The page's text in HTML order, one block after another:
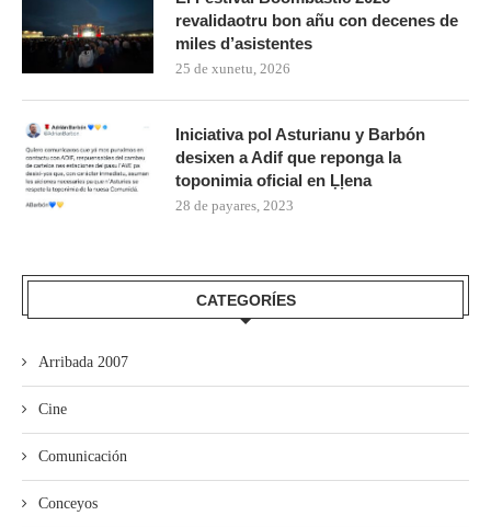
revalidaotru bon añu con decenes de
miles d’asistentes
25 de xunetu, 2026
Iniciativa pol Asturianu y Barbón
desixen a Adif que reponga la
toponimia oficial en Ḷḷena
28 de payares, 2023
CATEGORÍES
Arribada 2007
Cine
Comunicación
Conceyos